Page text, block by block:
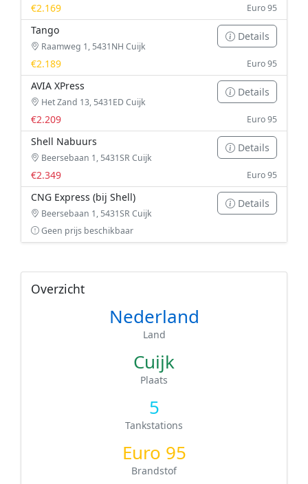
€2.169 Euro 95
Tango
Raamweg 1, 5431NH Cuijk
Details
€2.189 Euro 95
AVIA XPress
Het Zand 13, 5431ED Cuijk
Details
€2.209 Euro 95
Shell Nabuurs
Beersebaan 1, 5431SR Cuijk
Details
€2.349 Euro 95
CNG Express (bij Shell)
Beersebaan 1, 5431SR Cuijk
Details
Geen prijs beschikbaar
Overzicht
Nederland
Land
Cuijk
Plaats
5
Tankstations
Euro 95
Brandstof